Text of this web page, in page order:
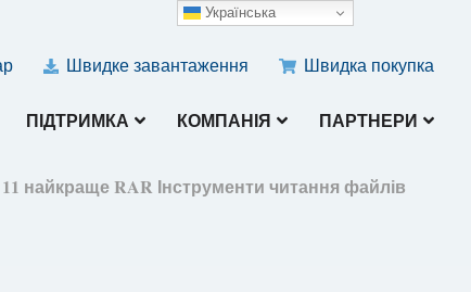
Швидке завантаження Швидка покупка
ПІДТРИМКА КОМПАНІЯ ПАРТНЕРИ
11 найкраще RAR Інструменти читання файлів
Українська